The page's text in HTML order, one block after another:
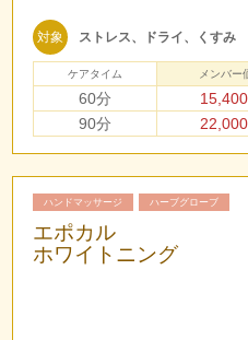
対象 ストレス、ドライ、くすみ
ケアタイム メンバー
60分
90分
ハンドマッサージ ハーブグローブ
エポカル
ホワイトニング